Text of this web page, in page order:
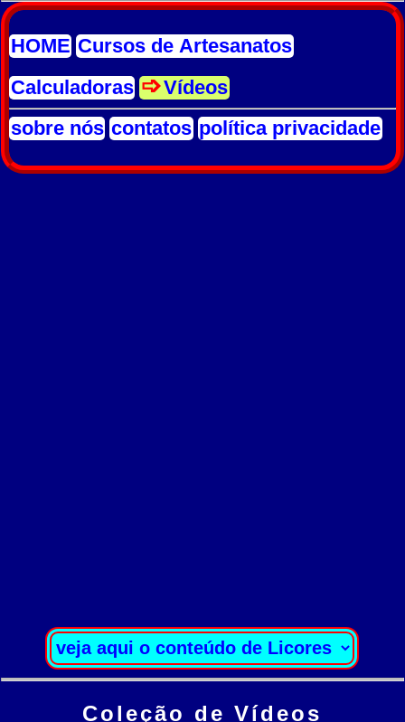
HOME Cursos de Artesanatos
Calculadoras
Vídeos
sobre nós contatos política privacidade
Coleção de Vídeos